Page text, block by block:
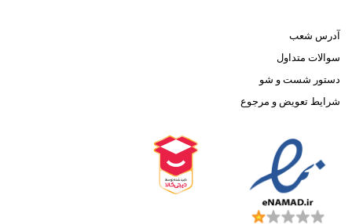
آدرس شعب
سوالات متداول
دستور شست و شو
شرایط تعویض و مرجوع